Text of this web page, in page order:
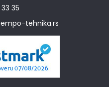
35
tehnika.rs